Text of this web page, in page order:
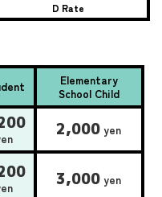
D Rate
Elementary
School Child
2,000 yen
3,000 yen